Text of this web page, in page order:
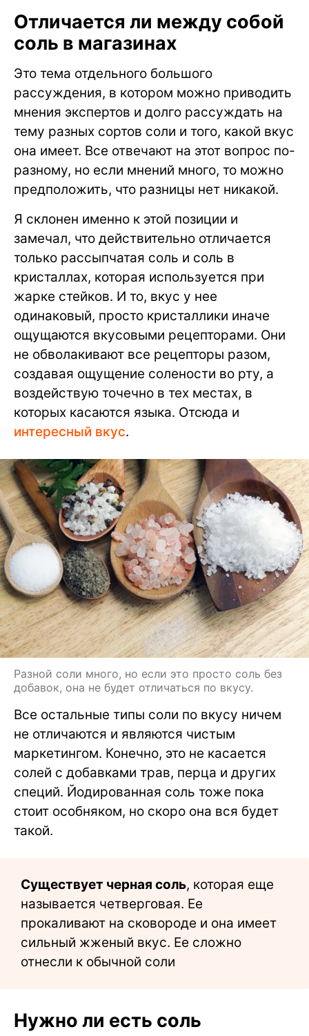
Отличается ли между собой
соль в магазинах
Это тема отдельного большого
рассуждения, в котором можно приводить
мнения экспертов и долго рассуждать на
тему разных сортов соли и того, какой вкус
она имеет. Все отвечают на этот вопрос по-
разному, но если мнений много, то можно
предположить, что разницы нет никакой.
Я склонен именно к этой позиции и
замечал, что действительно отличается
только рассыпчатая соль и соль в
кристаллах, которая используется при
жарке стейков. И то, вкус у нее
одинаковый, просто кристаллики иначе
ощущаются вкусовыми рецепторами. Они
не обволакивают все рецепторы разом,
создавая ощущение солености во рту, а
воздействую точечно в тех местах, в
которых касаются языка. Отсюда и
интересный вкус.
Разной соли много, но если это просто соль без
добавок, она не будет отличаться по вкусу.
Все остальные типы соли по вкусу ничем
не отличаются и являются чистым
маркетингом. Конечно, это не касается
солей с добавками трав, перца и других
специй. Йодированная соль тоже пока
стоит особняком, но скоро она вся будет
такой.
Существует черная соль, которая еще
называется четверговая. Ее
прокаливают на сковороде и она имеет
сильный жженый вкус. Ее сложно
отнесли к обычной соли
Нужно ли есть соль